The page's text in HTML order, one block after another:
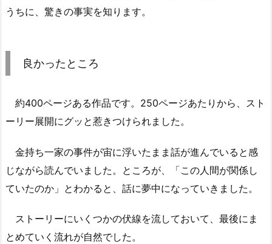
うちに、驚きの事実を知ります。
良かったところ
約400ページある作品です。250ページあたりから、スト
ーリー展開にグッと惹きつけられました。
金持ち一家の事件が宙に浮いたまま話が進んでいると感
じながら読んでいました。ところが、「この人間が関係し
ていたのか」とわかると、話に夢中になっていきました。
ストーリーにいくつかの伏線を流しておいて、最後にま
とめていく流れが自然でした。